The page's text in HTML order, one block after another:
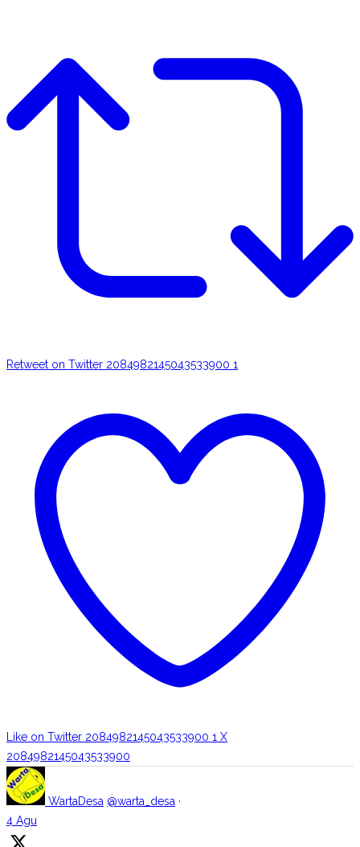
Retweet on Twitter 2084982145043533900 1
Like on Twitter 2084982145043533900 1 X
2084982145043533900
WartaDesa @warta_desa ·
4 Agu